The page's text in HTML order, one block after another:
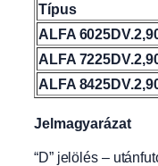
Típus
ALFA
ALFA
ALFA
Jelmagyarázat
“D” jelölés –